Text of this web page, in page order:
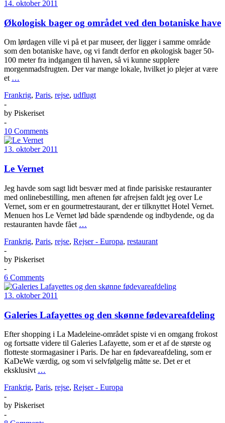
14. oktober 2011
Økologisk bager og området ved den botaniske have
Om lørdagen ville vi på et par museer, der ligger i samme område
som den botaniske have, og vi fandt derfor en økologisk bager 50-
100 meter fra indgangen til haven, så vi kunne supplere
morgenmadsfrugten. Der var mange lokale, hvilket jo plejer at være
et …
Frankrig, Paris, rejse, udflugt
-
by Piskeriset
-
10 Comments
13. oktober 2011
Le Vernet
Jeg havde som sagt lidt besvær med at finde parisiske restauranter
med onlinebestilling, men aftenen før afrejsen faldt jeg over Le
Vernet, som er en gourmetrestaurant, der er tilknyttet Hotel Vernet.
Menuen hos Le Vernet lød både spændende og indbydende, og da
restauranten havde fået …
Frankrig, Paris, rejse, Rejser - Europa, restaurant
-
by Piskeriset
-
6 Comments
13. oktober 2011
Galeries Lafayettes og den skønne fødevareafdeling
Efter shopping i La Madeleine-området spiste vi en omgang frokost
og fortsatte videre til Galeries Lafayette, som er et af de største og
flotteste stormagasiner i Paris. De har en fødevareafdeling, som er
KaDeWe værdig, og som vi selvfølgelig måtte se. Det er et
eksklusivt …
Frankrig, Paris, rejse, Rejser - Europa
-
by Piskeriset
-